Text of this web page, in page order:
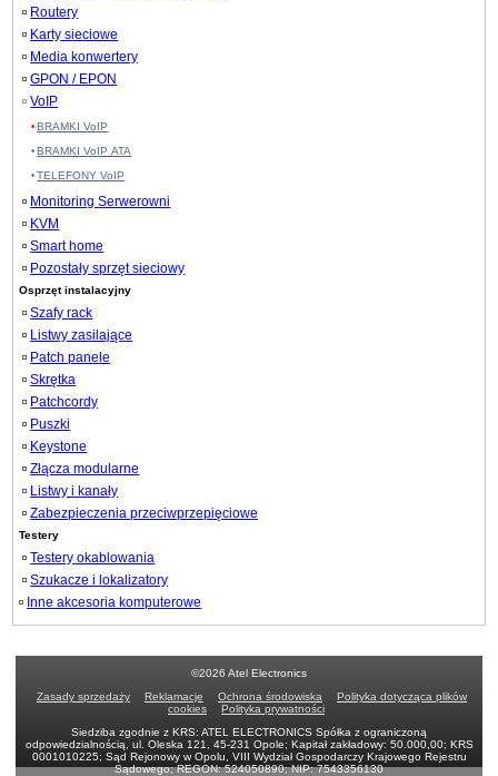
Routery
Karty sieciowe
Media konwertery
GPON / EPON
VoIP
BRAMKI VoIP
BRAMKI VoIP ATA
TELEFONY VoIP
Monitoring Serwerowni
KVM
Smart home
Pozostały sprzęt sieciowy
Osprzęt instalacyjny
Szafy rack
Listwy zasilające
Patch panele
Skrętka
Patchcordy
Puszki
Keystone
Złącza modularne
Listwy i kanały
Zabezpieczenia przeciwprzepięciowe
Testery
Testery okablowania
Szukacze i lokalizatory
Inne akcesoria komputerowe
©2026 Atel Electronics
Zasady sprzedaży
Reklamacje Ochrona środowiska
Polityka dotycząca plików
cookies
Polityka prywatności
Siedziba zgodnie z KRS: ATEL ELECTRONICS Spółka z ograniczoną
odpowiedzialnością, ul. Oleska 121, 45-231 Opole; Kapitał zakładowy: 50.000,00; KRS
0001010225; Sąd Rejonowy w Opolu, VIII Wydział Gospodarczy Krajowego Rejestru
Sądowego; REGON: 524050890; NIP: 7543356130